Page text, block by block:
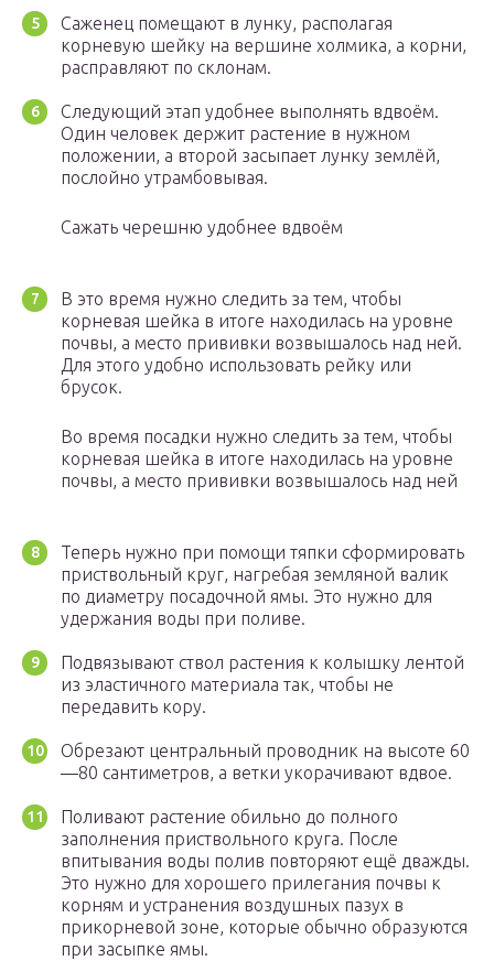
Саженец помещают в лунку, располагая
корневую шейку на вершине холмика, а корни,
расправляют по склонам.
Следующий этап удобнее выполнять вдвоём.
Один человек держит растение в нужном
положении, а второй засыпает лунку землёй,
послойно утрамбовывая.
Сажать черешню удобнее вдвоём
В это время нужно следить за тем, чтобы
корневая шейка в итоге находилась на уровне
почвы, а место прививки возвышалось над ней.
Для этого удобно использовать рейку или
брусок.
Во время посадки нужно следить за тем, чтобы
корневая шейка в итоге находилась на уровне
почвы, а место прививки возвышалось над ней
Теперь нужно при помощи тяпки сформировать
приствольный круг, нагребая земляной валик
по диаметру посадочной ямы. Это нужно для
удержания воды при поливе.
Подвязывают ствол растения к колышку лентой
из эластичного материала так, чтобы не
передавить кору.
Обрезают центральный проводник на высоте 60
—80 сантиметров, а ветки укорачивают вдвое.
Поливают растение обильно до полного
заполнения приствольного круга. После
впитывания воды полив повторяют ещё дважды.
Это нужно для хорошего прилегания почвы к
корням и устранения воздушных пазух в
прикорневой зоне, которые обычно образуются
при засыпке ямы.